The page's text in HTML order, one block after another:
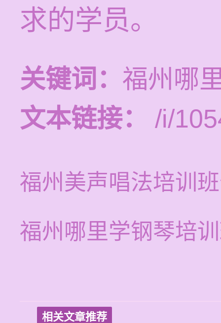
求的学员。
关键词： 福州哪
文本链接：
/i/
福州美声唱法培训
福州哪里学钢琴培
相关文章推荐